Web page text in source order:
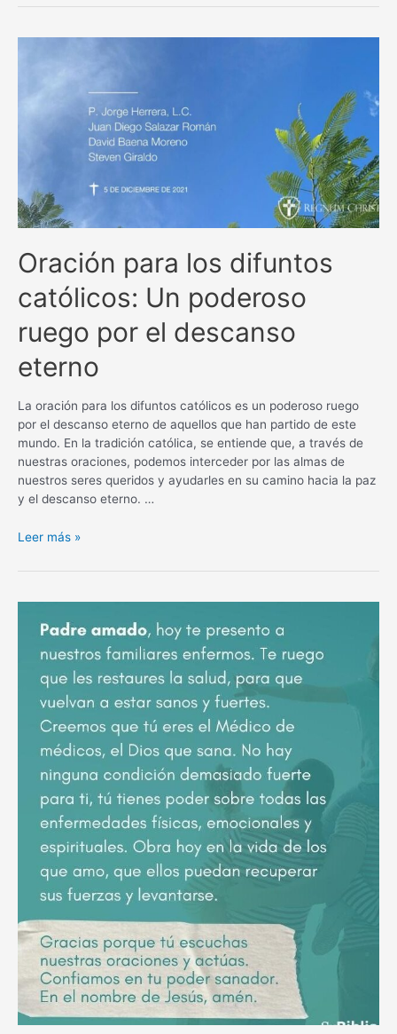
un
desplazamientos
Oración para los difuntos
católicos: Un poderoso
ruego por el descanso
eterno
La oración para los difuntos católicos es un poderoso ruego
por el descanso eterno de aquellos que han partido de este
mundo. En la tradición católica, se entiende que, a través de
nuestras oraciones, podemos interceder por las almas de
nuestros seres queridos y ayudarles en su camino hacia la paz
y el descanso eterno. …
Oración
los
poderoso
descanso
Leer más »